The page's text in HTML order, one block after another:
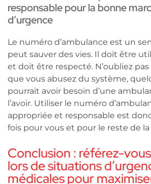
responsable pour la bonne
d’urgence
Le numéro d’ambulance est un
peut sauver des vies. Il doit être
et doit être respecté. N’oubliez
que vous abusez du système,
pourrait avoir besoin d’une
l’avoir. Utiliser le numéro
appropriée et responsable est
fois pour vous et pour le reste de
Conclusion : référez-
lors de situations
médicales pour